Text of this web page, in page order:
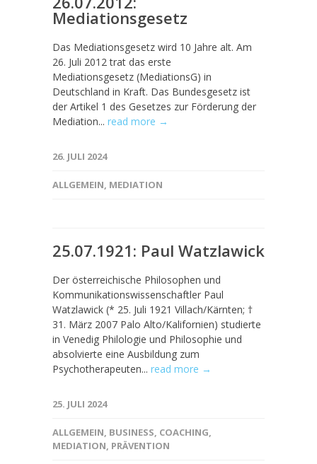
Mediationsgesetz
Das Mediationsgesetz wird 10 Jahre alt. Am
26. Juli 2012 trat das erste
Mediationsgesetz (MediationsG) in
Deutschland in Kraft. Das Bundesgesetz ist
der Artikel 1 des Gesetzes zur Förderung der
Mediation... read more →
26. JULI 2024
ALLGEMEIN, MEDIATION
25.07.1921: Paul Watzlawick
Der österreichische Philosophen und
Kommunikationswissenschaftler Paul
Watzlawick (* 25. Juli 1921 Villach/Kärnten; †
31. März 2007 Palo Alto/Kalifornien) studierte
in Venedig Philologie und Philosophie und
absolvierte eine Ausbildung zum
Psychotherapeuten... read more →
25. JULI 2024
ALLGEMEIN, BUSINESS, COACHING,
MEDIATION, PRÄVENTION